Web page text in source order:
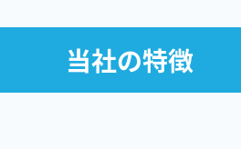
当社の特徴